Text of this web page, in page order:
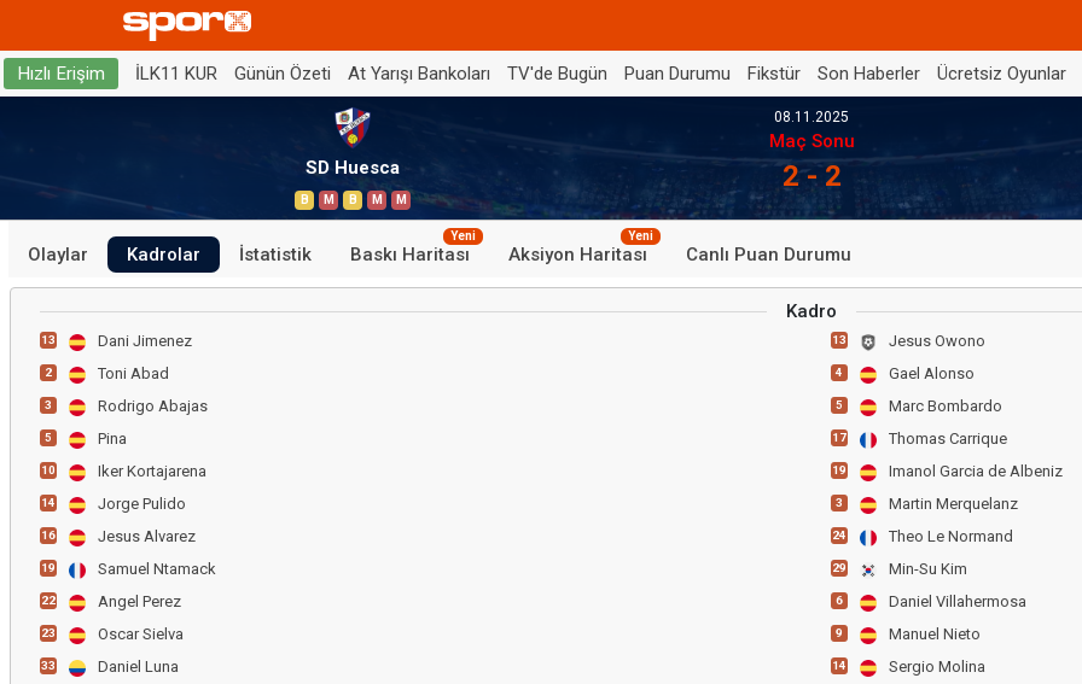
Hızlı Erişim İLK11 KUR Günün Özeti At Yarışı Bankoları TV'de Bugün Puan Durumu Fikstür Son Haberler Ücretsiz Oyunlar
SD Huesca
B M B M M
08.11.2025
Maç Sonu
2 - 2
Olaylar Kadrolar İstatistik Baskı Haritası
Yeni
Aksiyon Haritası
Yeni
Canlı Puan Durumu
Kadro
13 Dani Jimenez
2 Toni Abad
3 Rodrigo Abajas
5 Pina
10 Iker Kortajarena
14 Jorge Pulido
16 Jesus Alvarez
19 Samuel Ntamack
22 Angel Perez
23 Oscar Sielva
33 Daniel Luna
13 Jesus Owono
4 Gael Alonso
5 Marc Bombardo
17 Thomas Carrique
19 Imanol Garcia de Albeniz
3 Martin Merquelanz
24 Theo Le Normand
29 Min-Su Kim
6 Daniel Villahermosa
9 Manuel Nieto
14 Sergio Molina